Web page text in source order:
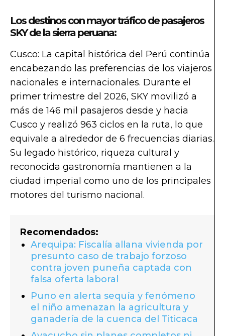
Los destinos con mayor tráfico de pasajeros
SKY de la sierra peruana:
Cusco: La capital histórica del Perú continúa
encabezando las preferencias de los viajeros
nacionales e internacionales. Durante el
primer trimestre del 2026, SKY movilizó a
más de 146 mil pasajeros desde y hacia
Cusco y realizó 963 ciclos en la ruta, lo que
equivale a alrededor de 6 frecuencias diarias.
Su legado histórico, riqueza cultural y
reconocida gastronomía mantienen a la
ciudad imperial como uno de los principales
motores del turismo nacional.
Recomendados:
Arequipa: Fiscalía allana vivienda por
presunto caso de trabajo forzoso
contra joven puneña captada con
falsa oferta laboral
Puno en alerta sequía y fenómeno
el niño amenazan la agricultura y
ganadería de la cuenca del Titicaca